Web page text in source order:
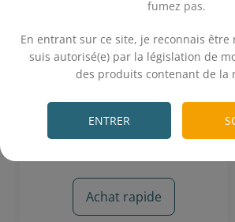
fumez pas.
En entrant sur ce site, je reconnais être
suis autorisé(e) par la législation de
des produits contenant de la
ENTRER
Citron Tonic 10 mL - Le Vapoteur
Breton
5,90€
25 avis
Achat rapide